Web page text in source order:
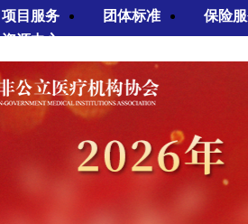
项目服务 团体标准
保险
资源中心